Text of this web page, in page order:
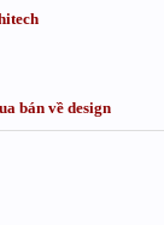
bán về design